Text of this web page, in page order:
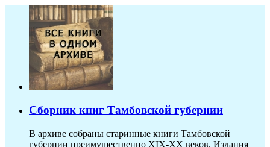
Сборник книг Тамбовской губернии
В архиве собраны старинные книги Тамбовской
губернии преимущественно XIX-ХХ веков. Издания